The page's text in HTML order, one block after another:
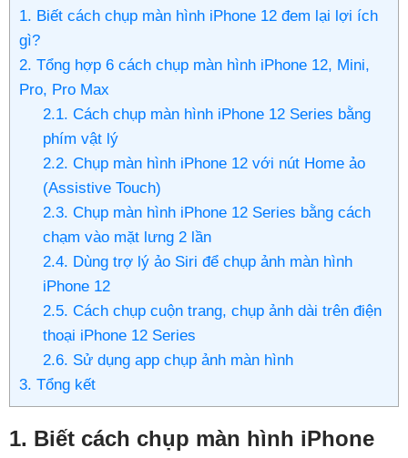
1. Biết cách chụp màn hình iPhone 12 đem lại lợi ích
gì?
2. Tổng hợp 6 cách chụp màn hình iPhone 12, Mini,
Pro, Pro Max
2.1. Cách chụp màn hình iPhone 12 Series bằng
phím vật lý
2.2. Chụp màn hình iPhone 12 với nút Home ảo
(Assistive Touch)
2.3. Chụp màn hình iPhone 12 Series bằng cách
chạm vào mặt lưng 2 lần
2.4. Dùng trợ lý ảo Siri để chụp ảnh màn hình
iPhone 12
2.5. Cách chụp cuộn trang, chụp ảnh dài trên điện
thoại iPhone 12 Series
2.6. Sử dụng app chụp ảnh màn hình
3. Tổng kết
1. Biết cách chụp màn hình iPhone